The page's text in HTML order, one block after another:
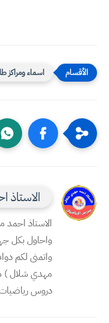
اسماء ومراكز
الاستاذ
واحاول بكل
واتمنى لكم
مهدي شلال )
دروس